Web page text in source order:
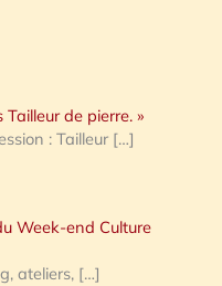
Tailleur de pierre. »
: Tailleur […]
Week-end Culture
ateliers, […]